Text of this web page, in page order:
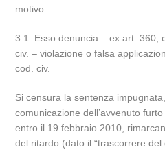
motivo.
3.1. Esso denuncia – ex art. 360,
civ. – violazione o falsa
cod. civ.
Si censura la sentenza
comunicazione dell’avvenuto
entro il 19 febbraio 2010,
del ritardo (dato il “trascorrere